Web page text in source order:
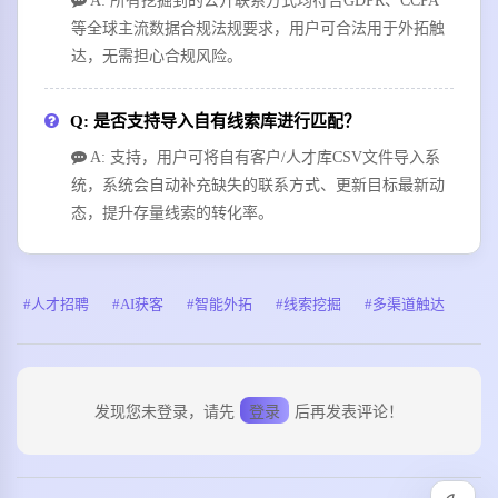
等全球主流数据合规法规要求，用户可合法用于外拓触
达，无需担心合规风险。
Q: 是否支持导入自有线索库进行匹配？
A: 支持，用户可将自有客户/人才库CSV文件导入系
统，系统会自动补充缺失的联系方式、更新目标最新动
态，提升存量线索的转化率。
人才招聘 AI获客 智能外拓 线索挖掘 多渠道触达
发现您未登录，请先 登录 后再发表评论！